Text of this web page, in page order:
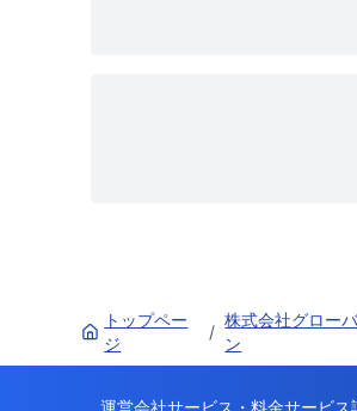
トップペー
ジ
/
株式会社グロー
ン
運営会社サービス・料金サービス